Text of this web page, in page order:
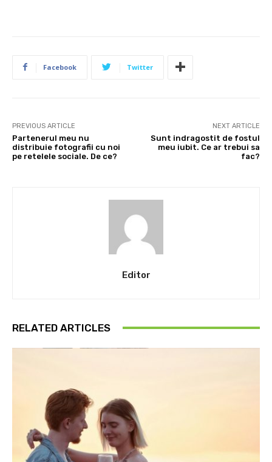
Facebook Twitter
PREVIOUS ARTICLE
Partenerul meu nu
distribuie fotografii cu noi
pe retelele sociale. De ce?
NEXT ARTICLE
Sunt indragostit de fostul
meu iubit. Ce ar trebui sa
fac?
Editor
RELATED ARTICLES